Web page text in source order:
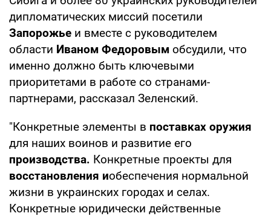
дипломатических миссий посетили
Запорожье и вместе с руководителем
области Иваном Федоровым обсудили, что
именно должно быть ключевыми
приоритетами в работе со странами-
партнерами, рассказал Зеленский.
"Конкретные элементы в поставках оружия
для наших воинов и развитие его
производства. Конкретные проекты для
восстановления иобеспечения нормальной
жизни в украинских городах и селах.
Конкретные юридически действенные